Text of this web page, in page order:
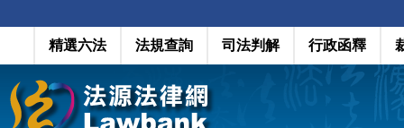
精選六法 法規查詢 司法判解 行政函釋